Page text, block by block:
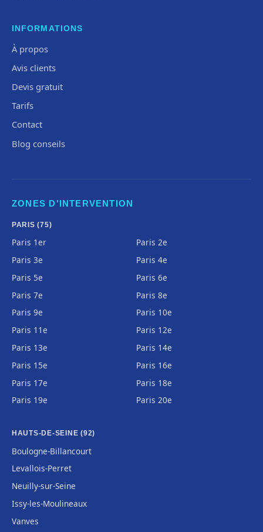
INFORMATIONS
À propos
Avis clients
Devis gratuit
Tarifs
Contact
Blog conseils
ZONES D'INTERVENTION
PARIS (75)
Paris 1er
Paris 2e
Paris 3e
Paris 4e
Paris 5e
Paris 6e
Paris 7e
Paris 8e
Paris 9e
Paris 10e
Paris 11e
Paris 12e
Paris 13e
Paris 14e
Paris 15e
Paris 16e
Paris 17e
Paris 18e
Paris 19e
Paris 20e
HAUTS-DE-SEINE (92)
Boulogne-Billancourt
Levallois-Perret
Neuilly-sur-Seine
Issy-les-Moulineaux
Vanves